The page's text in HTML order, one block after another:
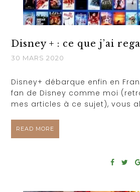
Disney + : ce que j’ai
30 MARS 2020
Disney+ débarque enfin en
fan de Disney comme moi
mes articles à ce sujet), vous
READ MORE